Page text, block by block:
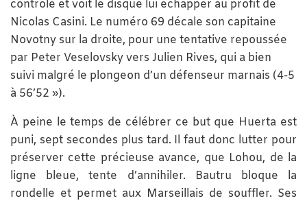
contrôle et voit le disque lui échapper au profit de
Nicolas Casini. Le numéro 69 décale son capitaine
Novotny sur la droite, pour une tentative repoussée
par Peter Veselovsky vers Julien Rives, qui a bien
suivi malgré le plongeon d’un défenseur marnais (4-5
à 56’52 »).
À peine le temps de célébrer ce but que Huerta est
puni, sept secondes plus tard. Il faut donc lutter pour
préserver cette précieuse avance, que Lohou, de la
ligne bleue, tente d’annihiler. Bautru bloque la
rondelle et permet aux Marseillais de souffler. Ses